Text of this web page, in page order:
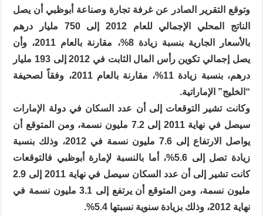
وتوقع التقرير الصادر عن غرفة تجارة وصناعة أبوظبي أن يصل
الناتج المحلي الإجمالي للعام 2012 إلى 750 مليار درهم
بالأسعار الجارية بنسبة زيادة 8%، مقارنة بالعام 2011، وأن
يصل إجمالي تكوين رأس المال الثابت في 2012 إلى 193 مليار
درهم، بنسبة زيادة 11%، مقارنة بالعام 2011، وفقاً لصحيفة
“الخليج” الإماراتية.
وكانت تشير التوقعات إلى أن عدد السكان في دولة الإمارات
سيصل في نهاية 2011 إلى 7.2 مليون نسمة، ومن المتوقع أن
يواصل الارتفاع إلى 7.6 مليون نسمة في 2012، وذلك بنسبة
زيادة تصل إلى 5.6%، أما بالنسبة لإمارة أبوظبي فالتوقعات
كانت تشير إلى أن عدد السكان سيصل في نهاية 2011 إلى 2.9
مليون نسمة، ومن المتوقع أن يرتفع إلى 3.1 مليون نسمة في
نهاية 2012، وذلك بزيادة سنوية نسبتها 5.4%.